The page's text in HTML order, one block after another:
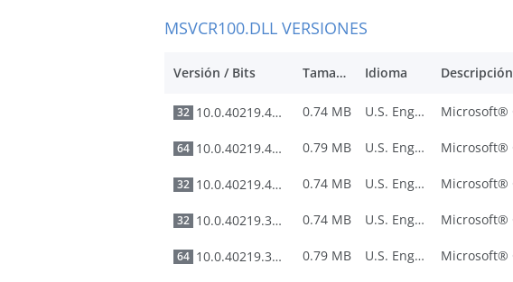
MSVCR100.DLL VERSIONES
Versión / Bits Tamaño Idioma Descripción
32 10.0.40219.473 0.74 MB U.S. English
64 10.0.40219.473 0.79 MB U.S. English
32 10.0.40219.455 0.74 MB U.S. English
32 10.0.40219.325 0.74 MB U.S. English
64 10.0.40219.325 0.79 MB U.S. English